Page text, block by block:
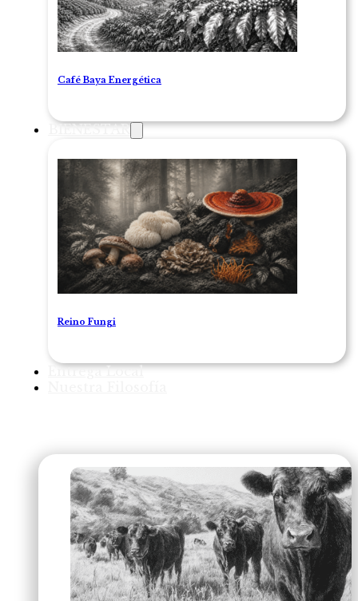
Café Baya Energética
BIENESTAR
Reino Fungi
Entrega Local